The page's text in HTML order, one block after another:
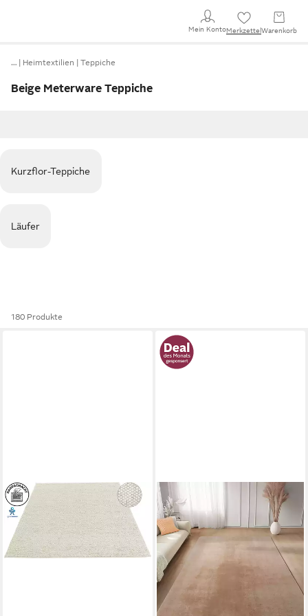
Mein KontoMerkzettel Warenkorb
… Heimtextilien Teppiche
Beige Meterware Teppiche
Kurzflor-Teppiche
Läufer
180 Produkte